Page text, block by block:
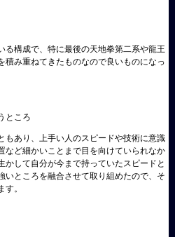
構成で、特に最後の天地拳第二系や龍王
積み重ねてきたものなので良いものになっ
ところ
あり、上手い人のスピードや技術に意識
など細かいことまで目を向けていられなか
かして自分が今まで持っていたスピードと
いところを融合させて取り組めたので、そ
。